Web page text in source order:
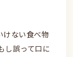
けない食べ物
し誤って口に